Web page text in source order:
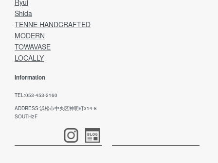
Shida
TENNE HANDCRAFTED
MODERN
TOWAVASE
LOCALLY
Information
TEL:053-453-2160
ADDRESS:浜松市中央区神明町314-8
SOUTH2F